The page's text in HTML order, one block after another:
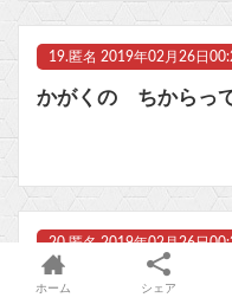
19. 匿名 2019年02月26日
かがくの ちからっ
20.匿名2019年02月26日
※12
ホーム シェア